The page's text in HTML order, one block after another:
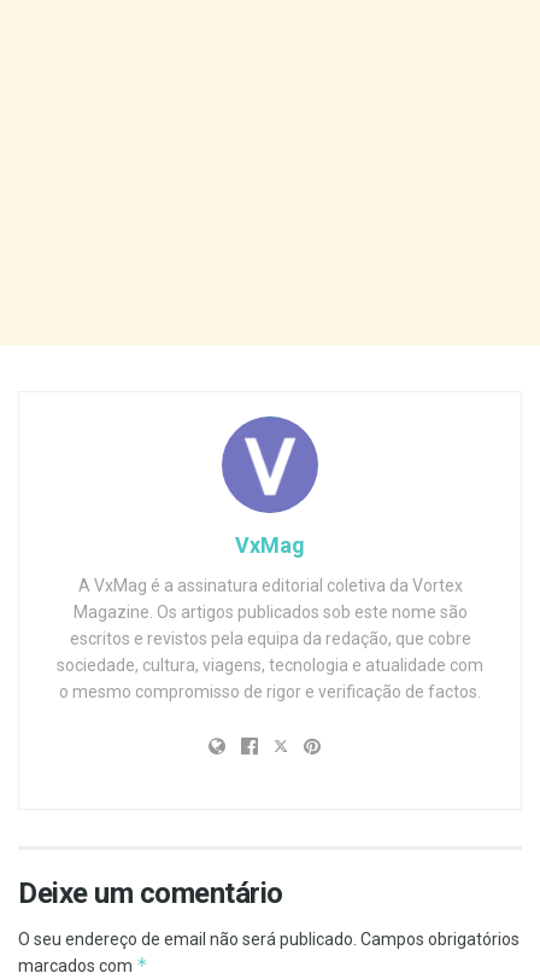
VxMag
A VxMag é a assinatura editorial coletiva da Vortex
Magazine. Os artigos publicados sob este nome são
escritos e revistos pela equipa da redação, que cobre
sociedade, cultura, viagens, tecnologia e atualidade com
o mesmo compromisso de rigor e verificação de factos.
Deixe um comentário
O seu endereço de email não será publicado. Campos obrigatórios
marcados com *